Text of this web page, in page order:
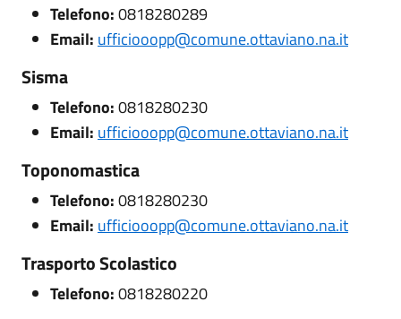
Telefono:0818280289
Email: ufficiooopp@comune.ottaviano.na.it
Sisma
Telefono:0818280230
Email: ufficiooopp@comune.ottaviano.na.it
Toponomastica
Telefono:0818280230
Email: ufficiooopp@comune.ottaviano.na.it
Trasporto Scolastico
Telefono:0818280220